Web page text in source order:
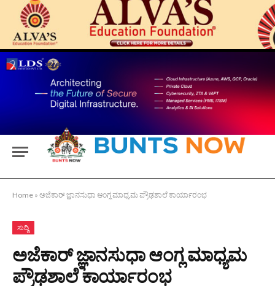
Home » ಅಜೆಕಾರ್ ಜ್ಞಾನಸುಧಾ ಆಂಗ್ಲ ಮಾಧ್ಯಮ ಪ್ರೌಢಶಾಲೆ ಕಾರ್ಯಾರಂಭ
ಸುದ್ದಿ
ಅಜೆಕಾರ್ ಜ್ಞಾನಸುಧಾ ಆಂಗ್ಲ ಮಾಧ್ಯಮ
ಪ್ರೌಢಶಾಲೆ ಕಾರ್ಯಾರಂಭ